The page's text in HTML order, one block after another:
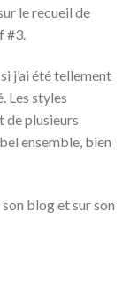
le recueil de
#3.
j’ai été tellement
Les styles
de plusieurs
ensemble, bien
son blog et sur son